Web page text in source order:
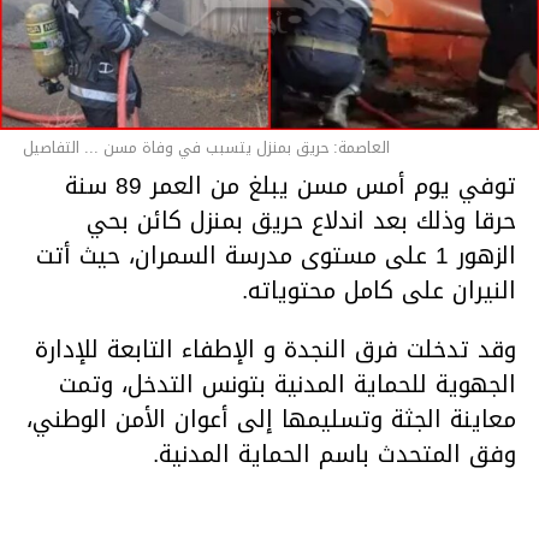
العاصمة: حريق بمنزل يتسبب في وفاة مسن ... التفاصيل
توفي يوم أمس مسن يبلغ من العمر 89 سنة
حرقا وذلك بعد اندلاع حريق بمنزل كائن بحي
الزهور 1 على مستوى مدرسة السمران، حيث أتت
النيران على كامل محتوياته.
وقد تدخلت فرق النجدة و الإطفاء التابعة للإدارة
الجهوية للحماية المدنية بتونس التدخل، وتمت
معاينة الجثة وتسليمها إلى أعوان الأمن الوطني،
وفق المتحدث باسم الحماية المدنية.